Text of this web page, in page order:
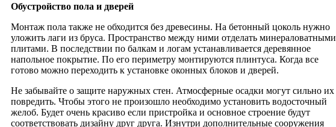
Обустройство пола и дверей
Монтаж пола также не обходится без древесины. На бетонный цоколь нужно
уложить лаги из бруса. Пространство между ними отделать минераловатными
плитами. В последствии по балкам и логам устанавливается деревянное
напольное покрытие. По его периметру монтируются плинтуса. Когда все
готово можно переходить к установке оконных блоков и дверей.
Не забывайте о защите наружных стен. Атмосферные осадки могут сильно их
повредить. Чтобы этого не произошло необходимо установить водосточный
желоб. Будет очень красиво если пристройка и основное строение будут
соответствовать дизайну друг друга. Изнутри дополнительные сооружения